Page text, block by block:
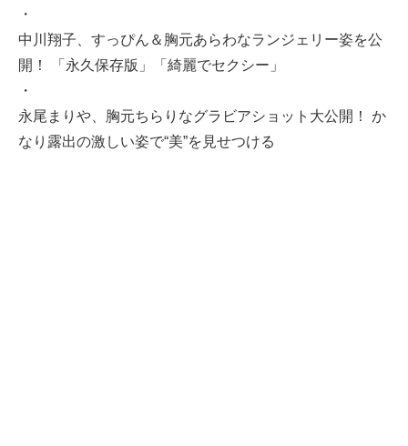
・
中川翔子、すっぴん＆胸元あらわなランジェリー姿を公
開！ 「永久保存版」「綺麗でセクシー」
・
永尾まりや、胸元ちらりなグラビアショット大公開！ か
なり露出の激しい姿で“美”を見せつける